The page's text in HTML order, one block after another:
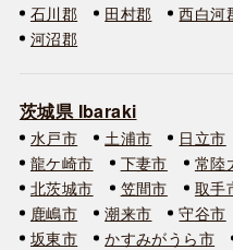
石川郡
田村郡 西白河
河沼郡
茨城県 Ibaraki
水戸市 土浦市 日立市
龍ケ崎市
下妻市 常陸
北茨城市
笠間市 取手
鹿嶋市
潮来市 守谷市
坂東市
かすみがうら市